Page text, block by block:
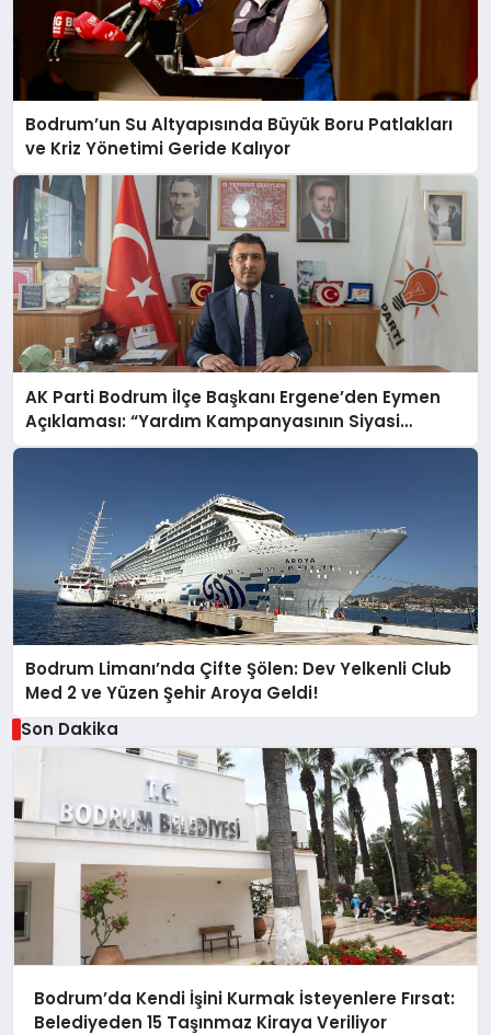
Bodrum’un Su Altyapısında Büyük Boru Patlakları
ve Kriz Yönetimi Geride Kalıyor
AK Parti Bodrum İlçe Başkanı Ergene’den Eymen
Açıklaması: “Yardım Kampanyasının Siyasi
Malzeme Yapılmasını Kınıyorum”
Bodrum Limanı’nda Çifte Şölen: Dev Yelkenli Club
Med 2 ve Yüzen Şehir Aroya Geldi!
Son Dakika
Bodrum’da Kendi İşini Kurmak İsteyenlere Fırsat:
Belediyeden 15 Taşınmaz Kiraya Veriliyor